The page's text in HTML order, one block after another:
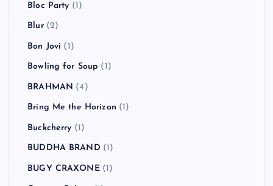
Bloc Party (1)
Blur(2)
Bon Jovi (1)
Bowling for Soup (1)
BRAHMAN (4)
Bring Me the Horizon (1)
Buckcherry (1)
BUDDHA BRAND (1)
BUGY CRAXONE(1)